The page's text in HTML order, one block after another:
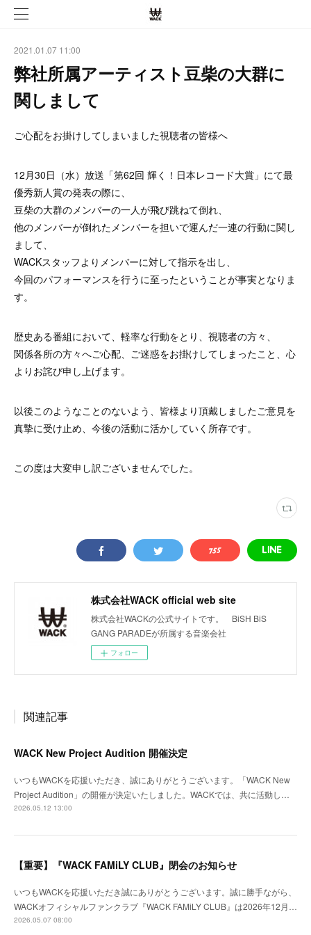
2021.01.07 11:00
弊社所属アーティスト豆柴の大群に
関しまして
ご心配をお掛けしてしまいました視聴者の皆様へ
12月30日（水）放送「第62回 輝く！日本レコード大賞」にて最
優秀新人賞の発表の際に、
豆柴の大群のメンバーの一人が飛び跳ねて倒れ、
他のメンバーが倒れたメンバーを担いで運んだ一連の行動に関し
まして、
WACKスタッフよりメンバーに対して指示を出し、
今回のパフォーマンスを行うに至ったということが事実となりま
す。
歴史ある番組において、軽率な行動をとり、視聴者の方々、
関係各所の方々へご心配、ご迷惑をお掛けしてしまったこと、心
よりお詫び申し上げます。
以後このようなことのないよう、皆様より頂戴しましたご意見を
真摯に受け止め、今後の活動に活かしていく所存です。
この度は大変申し訳ございませんでした。
株式会社WACK official web site
株式会社WACKの公式サイトです。 BiSH BiS
GANG PARADEが所属する音楽会社
フォロー
関連記事
WACK New Project Audition 開催決定
いつもWACKを応援いただき、誠にありがとうございます。「WACK New
Project Audition」の開催が決定いたしました。WACKでは、共に活動し…
2026.05.12 13:00
【重要】『WACK FAMiLY CLUB』閉会のお知らせ
いつもWACKを応援いただき誠にありがとうございます。誠に勝手ながら、
WACKオフィシャルファンクラブ『WACK FAMiLY CLUB』は2026年12月…
2026.05.07 08:00